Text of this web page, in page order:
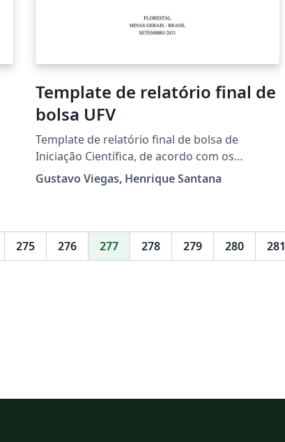
Template de relatório final de
bolsa UFV
Template de relatório final de bolsa de
Iniciação Científica, de acordo com os
padrões da Universidade Federal de Viçosa,
campus Florestal.
Gustavo Viegas, Henrique Santana
275 276 277 278 279 280 281